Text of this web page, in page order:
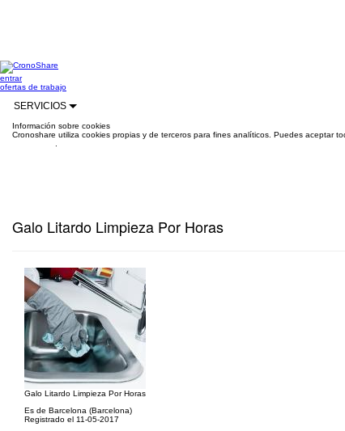
entrar
ofertas de trabajo
SERVICIOS
Información sobre cookies
Cronoshare utiliza cookies propias y de terceros para fines analíticos. Puedes aceptar
Galo Litardo Limpieza Por Horas
Galo Litardo Limpieza Por Horas
Es de Barcelona (Barcelona)
Registrado el 11-05-2017